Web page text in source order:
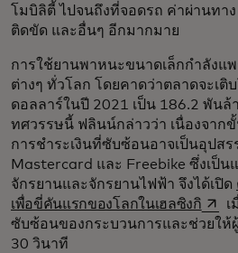
โมบิลิตี้ ไปจนถึงที่จอดรถ ค่าผ่านทา
ติดขัด และอื่นๆ อีกมากมาย
การใช้ยานพาหนะขนาดเล็กกำลังแ
ต่างๆ ทั่วโลก โดยคาดว่าตลาดจะเติ
ดอลลาร์ในปี 2021 เป็น 186.2 พัน
ทศวรรษนี้ ฟลินน์กล่าวว่า เนื่องจาก
การชำระเงินที่ซับซ้อนอาจเป็นอุปสร
Mastercard และ Freebike ซึ่งเป็
จักรยานและจักรยานไฟฟ้า จึงได้เปิด
เพื่อขี่คันแรกของโลกในเฮลซิงกิ
เ
ซับซ้อนของกระบวนการและช่วยให้
30 วินาที